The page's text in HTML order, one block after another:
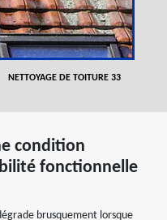
NETTOYAGE DE TOITURE 33
condition
fonctionnelle
brusquement lorsque